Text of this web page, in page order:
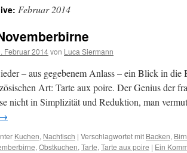
Februar 2014
Februar 2014von Luca Siermann
– aus gegebenem Anlass – ein Blick in die
Art: Tarte aux poire. Der Genius der
nicht in Simplizität und Reduktion, man
Kuchen, Nachtisch | Verschlagwortet mit Backen,
, Obstkuchen, Tarte, Tarte aux poire | Ein